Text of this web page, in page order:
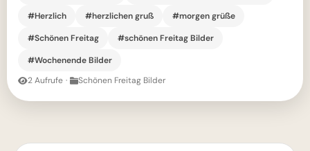
#Herzlich
#herzlichen gruß
#morgen grüße
#Schönen Freitag
#schönen Freitag Bilder
#Wochenende Bilder
2 Aufrufe · Schönen Freitag Bilder